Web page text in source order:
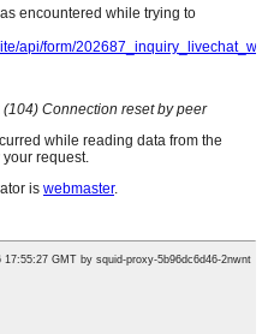
360 550 MG5
ZS MAXUS G10
ສ່ວນລະບົບໄຟຟ້າຫົວ
ອາໄຫຼ່ລົດຍົນຈີນ
ກອນເສີມລົດຍົນ
ຟ້າຫົວທຽນລົດຍົນ
ຊິ້ນສ່ວນ
ຍສົ່ງ